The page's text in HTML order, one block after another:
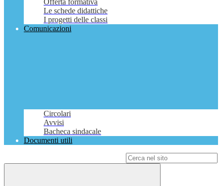
Offerta formativa
Le schede didattiche
I progetti delle classi
Comunicazioni
Circolari
Avvisi
Bacheca sindacale
Documenti utili